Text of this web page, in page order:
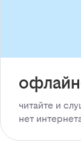
читайте и
нет